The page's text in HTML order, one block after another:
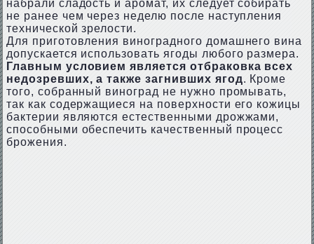
набрали сладость и аромат, их следует собирать
не ранее чем через неделю после наступления
технической зрелости.
Для приготовления виноградного домашнего вина
допускается использовать ягоды любого размера.
Главным условием является отбраковка всех
недозревших, а также загнивших ягод. Кроме
того, собранный виноград не нужно промывать,
так как содержащиеся на поверхности его кожицы
бактерии являются естественными дрожжами,
способными обеспечить качественный процесс
брожения.